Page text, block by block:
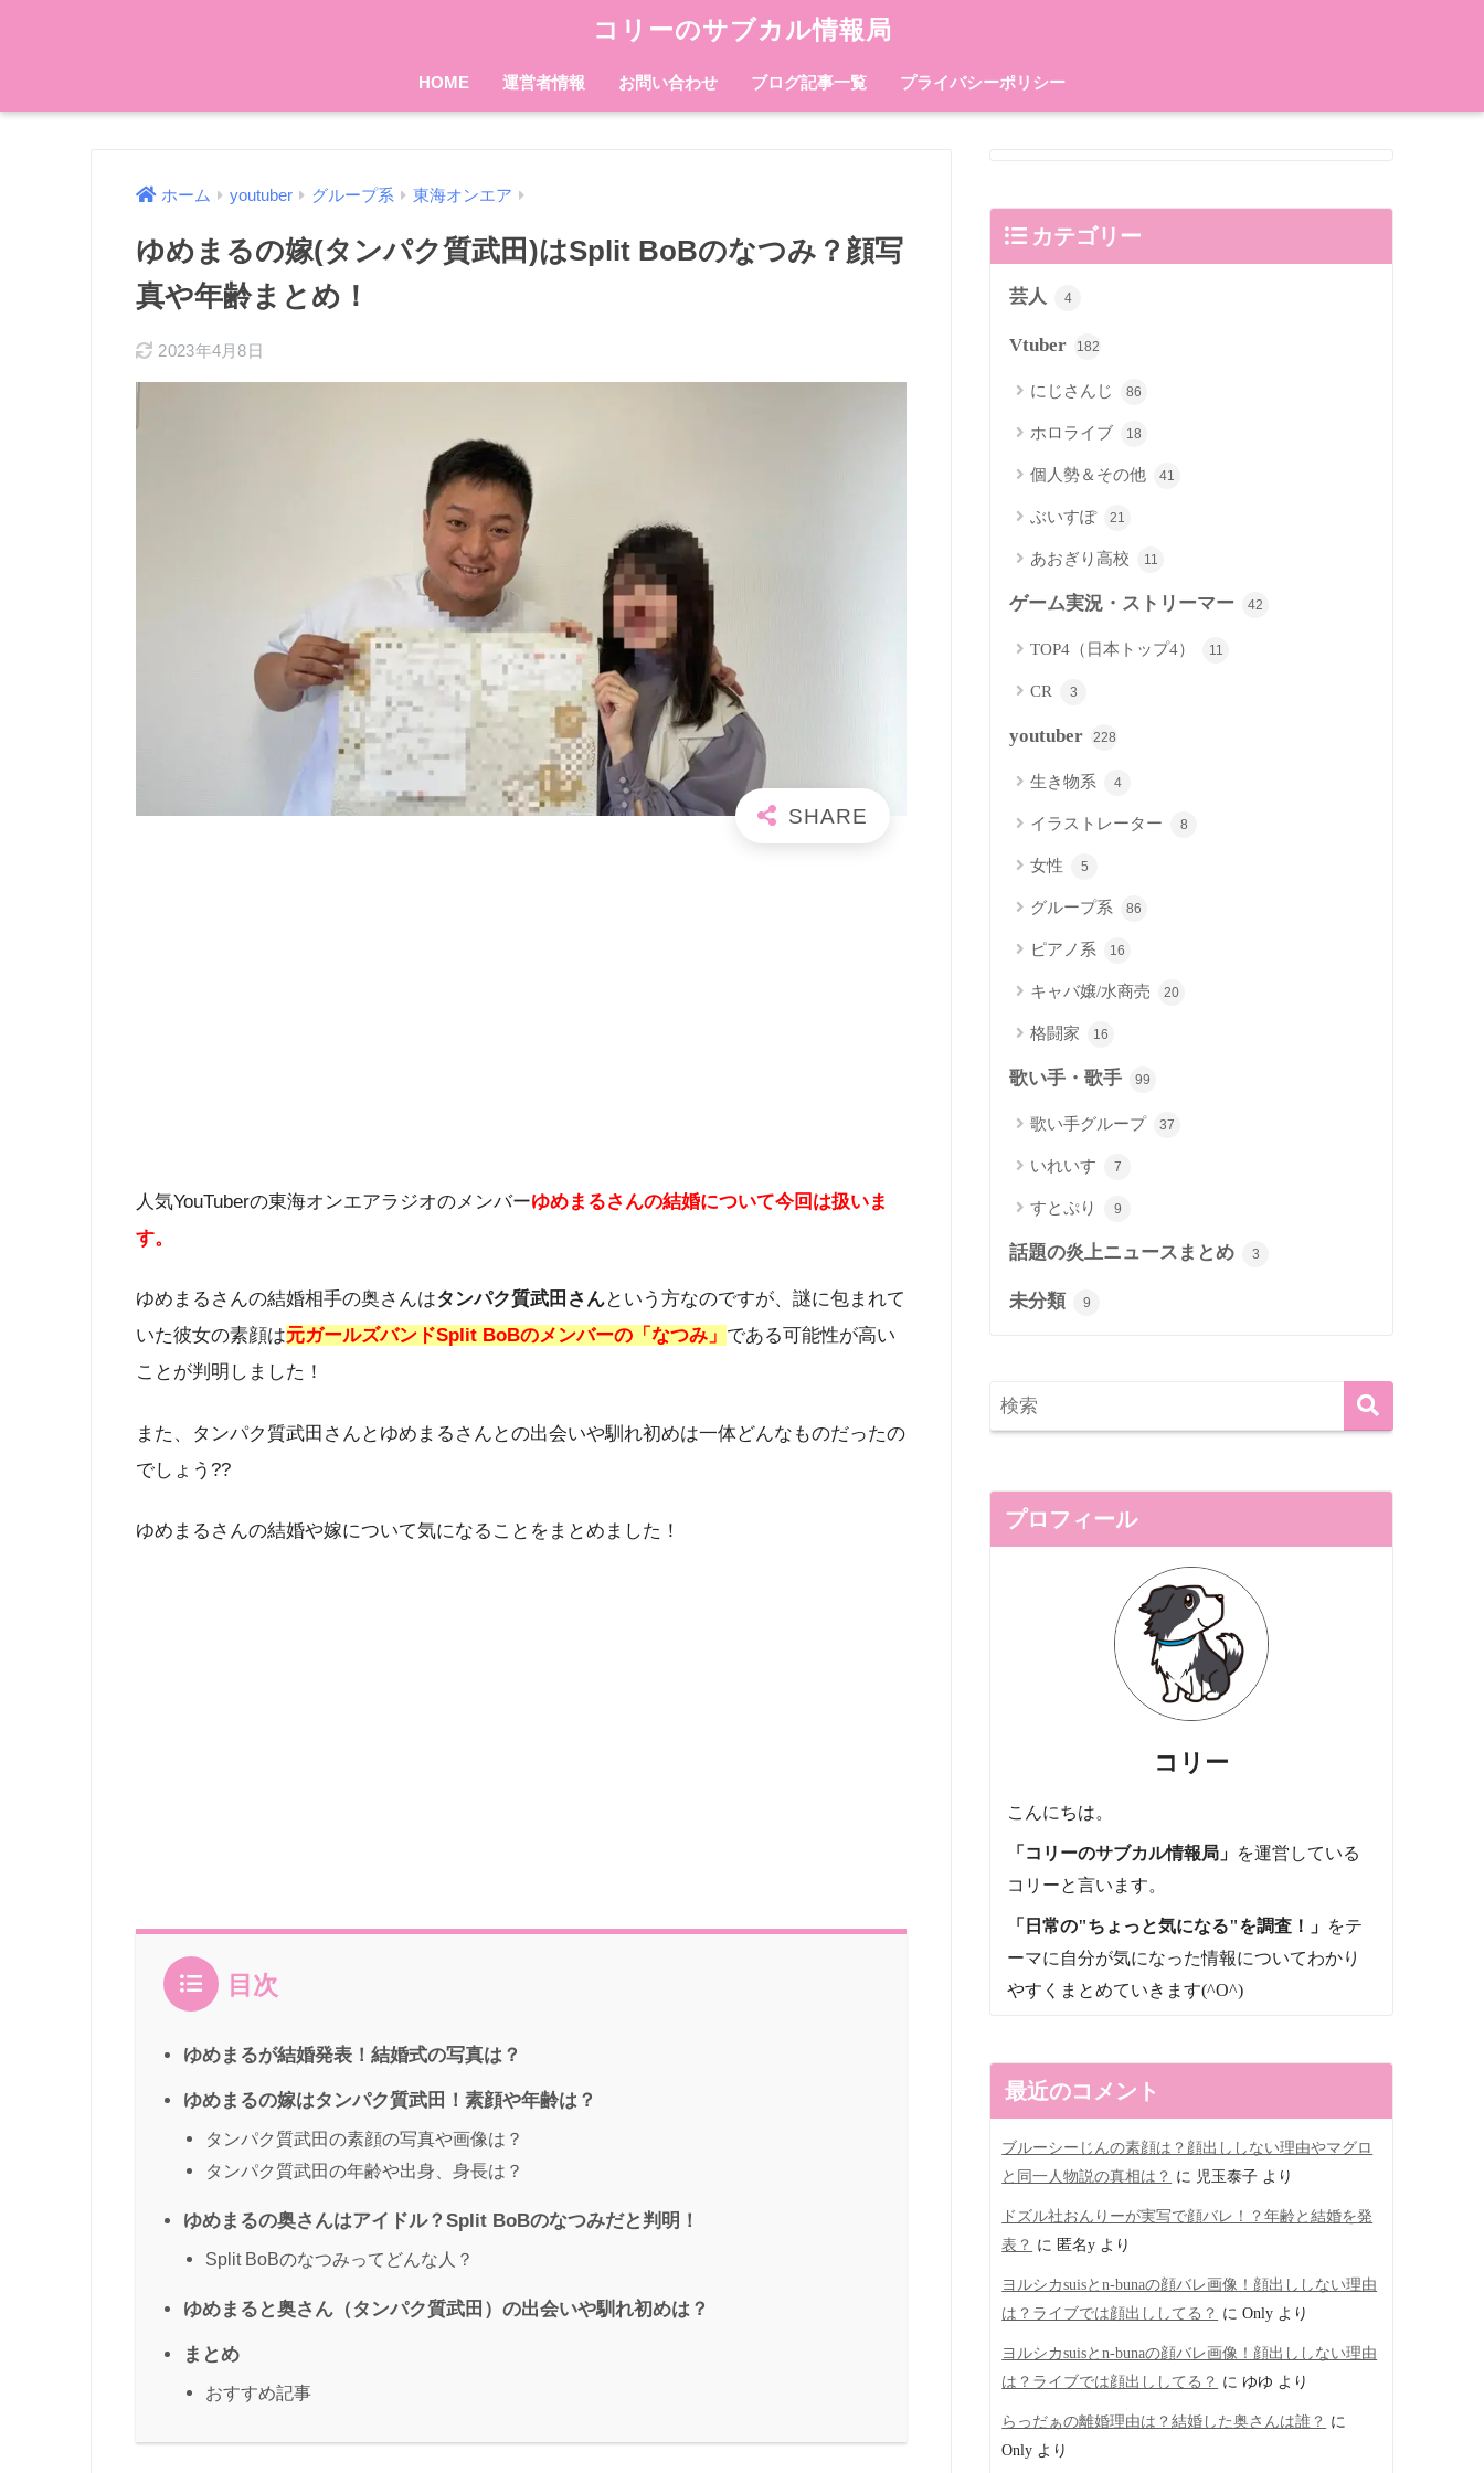
コリーのサブカル情報局
HOME 運営者情報 お問い合わせ ブログ記事一覧 プライバシーポリシー
ホーム youtuber グループ系 東海オンエア
ゆめまるの嫁(タンパク質武田)はSplit BoBのなつみ？顔写
真や年齢まとめ！
2023年4月8日
人気YouTuberの東海オンエアラジオのメンバーゆめまるさんの結婚について今回は扱いま
す。
ゆめまるさんの結婚相手の奥さんはタンパク質武田さんという方なのですが、謎に包まれて
いた彼女の素顔は元ガールズバンドSplit BoBのメンバーの「なつみ」 である可能性が高い
ことが判明しました！
また、タンパク質武田さんとゆめまるさんとの出会いや馴れ初めは一体どんなものだったの
でしょう??
ゆめまるさんの結婚や嫁について気になることをまとめました！
目次
ゆめまるが結婚発表！結婚式の写真は？
ゆめまるの嫁はタンパク質武田！素顔や年齢は？
タンパク質武田の素顔の写真や画像は？
タンパク質武田の年齢や出身、身長は？
ゆめまるの奥さんはアイドル？Split BoBのなつみだと判明！
Split BoBのなつみってどんな人？
ゆめまると奥さん（タンパク質武田）の出会いや馴れ初めは？
まとめ
おすすめ記事
カテゴリー
芸人 4
Vtuber 182
にじさんじ 86
ホロライブ 18
個人勢＆その他 41
ぶいすぽ 21
あおぎり高校 11
ゲーム実況・ストリーマー 42
TOP4（日本トップ4） 11
CR 3
youtuber 228
生き物系 4
イラストレーター 8
女性 5
グループ系 86
ピアノ系 16
キャバ嬢/水商売 20
格闘家 16
歌い手・歌手 99
歌い手グループ 37
いれいす 7
すとぷり 9
話題の炎上ニュースまとめ 3
未分類 9
プロフィール
コリー
こんにちは。
「コリーのサブカル情報局」 を運営している
コリーと言います。
「日常の"ちょっと気になる"を調査！」 をテ
ーマに自分が気になった情報についてわかり
やすくまとめていきます(^O^)
最近のコメント
ブルーシーじんの素顔は？顔出ししない理由やマグロ
と同一人物説の真相は？ に 児玉泰子 より
ドズル社おんりーが実写で顔バレ！？年齢と結婚を発
表？ に 匿名y より
ヨルシカsuisとn-bunaの顔バレ画像！顔出ししない理由
は？ライブでは顔出ししてる？ にOnly より
ヨルシカsuisとn-bunaの顔バレ画像！顔出ししない理由
は？ライブでは顔出ししてる？ に ゆゆ より
らっだぁの離婚理由は？結婚した奥さんは誰？ に
Only より